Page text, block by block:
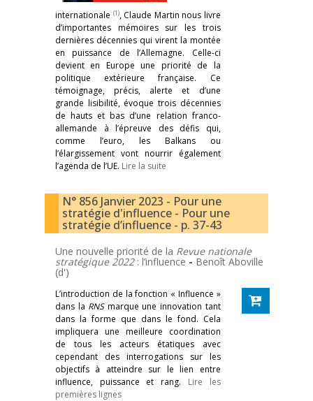
internationale (1), Claude Martin nous livre
d’importantes mémoires sur les trois
dernières décennies qui virent la montée
en puissance de l’Allemagne. Celle-ci
devient en Europe une priorité de la
politique extérieure française. Ce
témoignage, précis, alerte et d’une
grande lisibilité, évoque trois décennies
de hauts et bas d’une relation franco-
allemande à l’épreuve des défis qui,
comme l’euro, les Balkans ou
l’élargissement vont nourrir également
l’agenda de l’UE. Lire la suite
N° 856 Janvier 2023 - Pour une
stratégie d'influence - Pour une
stratégie d’influence - p. 37-43
Une nouvelle priorité de la Revue nationale
stratégique 2022: l’influence - Benoît Aboville
(d')
L’introduction de la fonction « Influence »
dans la RNSmarque une innovation tant
dans la forme que dans le fond. Cela
impliquera une meilleure coordination
de tous les acteurs étatiques avec
cependant des interrogations sur les
objectifs à atteindre sur le lien entre
influence, puissance et rang. Lire les
premières lignes